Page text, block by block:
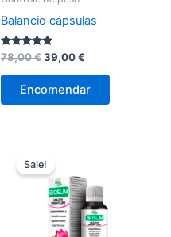
Balancio cápsulas
Avaliação
5.00
de 5
78,00€O
original
era:
39,00€
é:
Encomendar
Sale!